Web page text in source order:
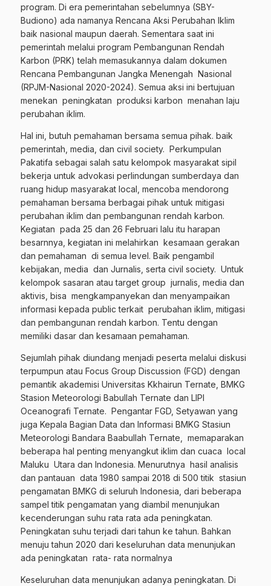
program. Di era pemerintahan sebelumnya (SBY-
Budiono) ada namanya Rencana Aksi Perubahan Iklim
baik nasional maupun daerah. Sementara saat ini
pemerintah melalui program Pembangunan Rendah
Karbon (PRK) telah memasukannya dalam dokumen
Rencana Pembangunan Jangka Menengah Nasional
(RPJM-Nasional 2020-2024). Semua aksi ini bertujuan
menekan peningkatan produksi karbon menahan laju
perubahan iklim.
Hal ini, butuh pemahaman bersama semua pihak. baik
pemerintah, media, dan civil society. Perkumpulan
Pakatifa sebagai salah satu kelompok masyarakat sipil
bekerja untuk advokasi perlindungan sumberdaya dan
ruang hidup masyarakat local, mencoba mendorong
pemahaman bersama berbagai pihak untuk mitigasi
perubahan iklim dan pembangunan rendah karbon.
Kegiatan pada 25 dan 26 Februari lalu itu harapan
besarnnya, kegiatan ini melahirkan kesamaan gerakan
dan pemahaman di semua level. Baik pengambil
kebijakan, media dan Jurnalis, serta civil society. Untuk
kelompok sasaran atau target group jurnalis, media dan
aktivis, bisa mengkampanyekan dan menyampaikan
informasi kepada public terkait perubahan iklim, mitigasi
dan pembangunan rendah karbon. Tentu dengan
memiliki dasar dan kesamaan pemahaman.
Sejumlah pihak diundang menjadi peserta melalui diskusi
terpumpun atau Focus Group Discussion (FGD) dengan
pemantik akademisi Universitas Kkhairun Ternate, BMKG
Stasion Meteorologi Babullah Ternate dan LIPI
Oceanografi Ternate. Pengantar FGD, Setyawan yang
juga Kepala Bagian Data dan Informasi BMKG Stasiun
Meteorologi Bandara Baabullah Ternate, memaparakan
beberapa hal penting menyangkut iklim dan cuaca local
Maluku Utara dan Indonesia. Menurutnya hasil analisis
dan pantauan data 1980 sampai 2018 di 500 titik stasiun
pengamatan BMKG di seluruh Indonesia, dari beberapa
sampel titik pengamatan yang diambil menunjukan
kecenderungan suhu rata rata ada peningkatan.
Peningkatan suhu terjadi dari tahun ke tahun. Bahkan
menuju tahun 2020 dari keseluruhan data menunjukan
ada peningkatan rata- rata normalnya
Keseluruhan data menunjukan adanya peningkatan. Di